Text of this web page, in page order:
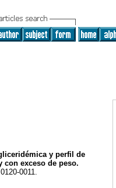
y perfil de
con exceso de peso.
0011.